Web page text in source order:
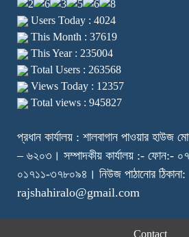
Users Today : 4024
This Month : 37619
This Year : 235004
Total Users : 263568
Views Today : 12357
Total views : 945827
প্রধান কার্যালয় : শালবাগান পাওয়ার হাউজ
– ৬২০৩। সম্পাদকীয় কার্যালয় :- ফোন:-
০১৭১১-৩৭৮০৯৪। নিউজ পাঠানোর ঠিকানা:
rajshahiralo@gmail.com
Contact